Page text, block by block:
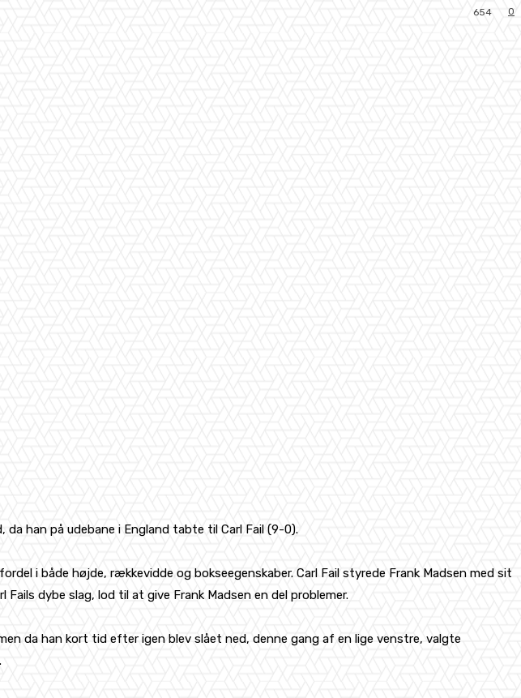
0
654
han på udebane i England tabte til Carl Fail (9-0).
i både højde, rækkevidde og bokseegenskaber. Carl Fail styrede Frank Madsen med sit
dybe slag, lod til at give Frank Madsen en del problemer.
da han kort tid efter igen blev slået ned, denne gang af en lige venstre, valgte